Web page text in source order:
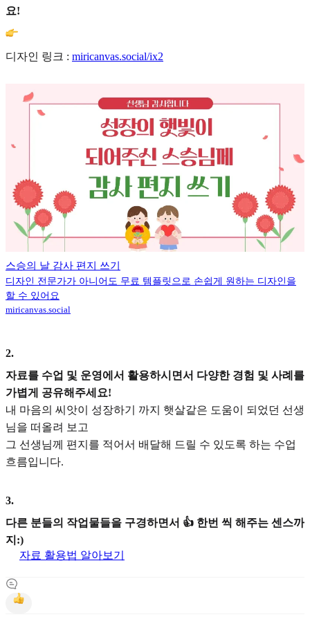
요!
디자인 링크 : miricanvas.social/ix2
스승의 날 감사 편지 쓰기
디자인 전문가가 아니어도 무료 템플릿으로 손쉽게 원하는 디자인을
할 수 있어요
miricanvas.social
2.
자료를 수업 및 운영에서 활용하시면서 다양한 경험 및 사례를
가볍게 공유해주세요!
내 마음의 씨앗이 성장하기 까지 햇살같은 도움이 되었던 선생
님을 떠올려 보고
그 선생님께 편지를 적어서 배달해 드릴 수 있도록 하는 수업
흐름입니다.
3.
다른 분들의 작업물들을 구경하면서 👍 한번 씩 해주는 센스까
지:)
자료 활용법 알아보기